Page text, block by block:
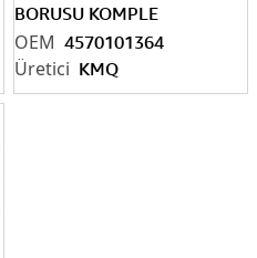
4570101364
BORUSU KOMPLE
(POLYAMİD) 26 CM
4570101364
KMQ